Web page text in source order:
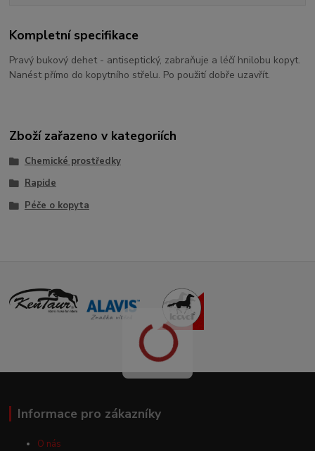
Kompletní specifikace
Pravý bukový dehet - antiseptický, zabraňuje a léčí hnilobu kopyt.
Nanést přímo do kopytního střelu. Po použití dobře uzavřít.
Zboží zařazeno v kategoriích
Chemické prostředky
Rapide
Péče o kopyta
Informace pro zákazníky
O nás